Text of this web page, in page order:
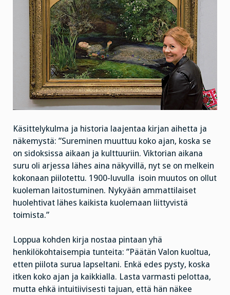
Käsittelykulma ja historia laajentaa kirjan aihetta ja
näkemystä: ”Sureminen muuttuu koko ajan, koska se
on sidoksissa aikaan ja kulttuuriin. Viktorian aikana
suru oli arjessa lähes aina näkyvillä, nyt se on melkein
kokonaan piilotettu. 1900-luvulla isoin muutos on ollut
kuoleman laitostuminen. Nykyään ammattilaiset
huolehtivat lähes kaikista kuolemaan liittyvistä
toimista.”
Loppua kohden kirja nostaa pintaan yhä
henkilökohtaisempia tunteita: ”Päätän Valon kuoltua,
etten piilota surua lapseltani. Enkä edes pysty, koska
itken koko ajan ja kaikkialla. Lasta varmasti pelottaa,
mutta ehkä intuitiivisesti tajuan, että hän näkee